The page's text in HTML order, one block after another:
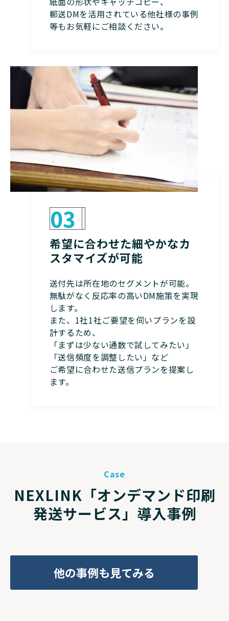
郵送DMを活用されている他社様の事例
等もお気軽にご相談ください。
03
希望に合わせた細やかなカ
スタマイズが可能
送付先は所在地のセグメントが可能。
無駄がなく反応率の高いDM施策を実現
します。
また、1社1社ご要望を伺いプランを設
計するため、
「まずは少ない通数で試してみたい」
「送信頻度を調整したい」など
ご希望に合わせた送信プランを提案し
ます。
Case
NEXLINK「オンデマンド印刷
発送サービス」導入事例
他の事例も見てみる